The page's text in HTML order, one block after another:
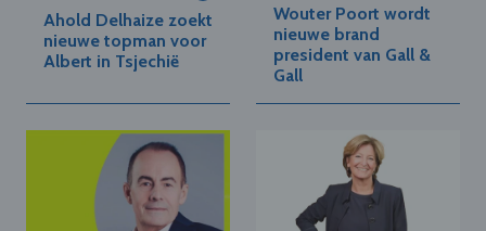
Ahold Delhaize zoekt
nieuwe topman voor
Albert in Tsjechië
Wouter Poort wordt
nieuwe brand
president van Gall &
Gall